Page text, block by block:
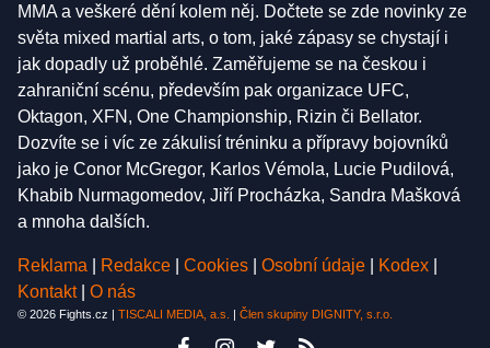
MMA a veškeré dění kolem něj. Dočtete se zde novinky ze
světa mixed martial arts, o tom, jaké zápasy se chystají i
jak dopadly už proběhlé. Zaměřujeme se na českou i
zahraniční scénu, především pak organizace UFC,
Oktagon, XFN, One Championship, Rizin či Bellator.
Dozvíte se i víc ze zákulisí tréninku a přípravy bojovníků
jako je Conor McGregor, Karlos Vémola, Lucie Pudilová,
Khabib Nurmagomedov, Jiří Procházka, Sandra Mašková
a mnoha dalších.
Reklama Redakce Cookies Osobní údaje Kodex
Kontakt
O nás
© 2026 Fights.cz | TISCALI MEDIA, a.s. Člen skupiny DIGNITY, s.r.o.